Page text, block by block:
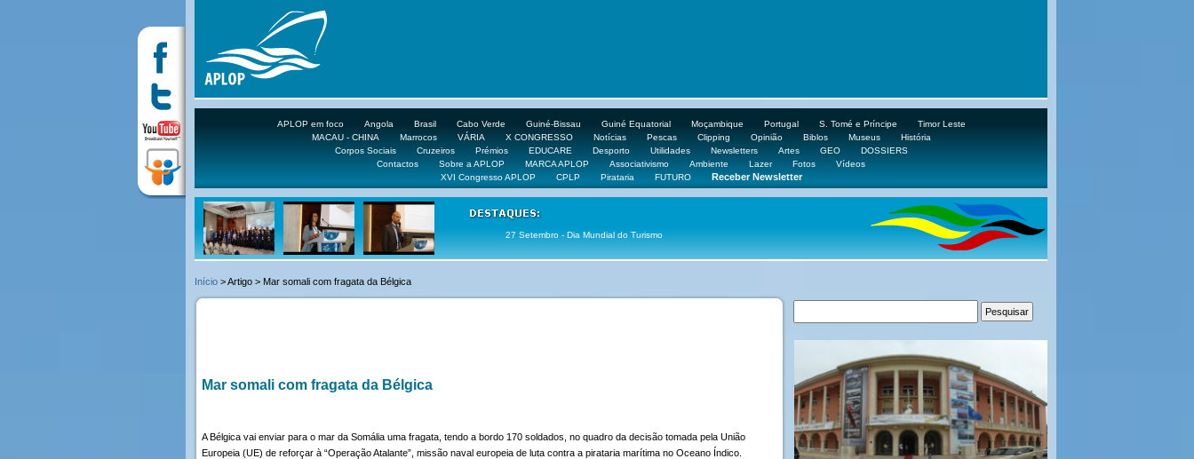
APLOP em foco Angola Brasil Cabo Verde Guiné-Bissau Guiné Equatorial Moçambique Portugal S. Tomé e Príncipe
Timor Leste
MACAU - CHINA
Marrocos VÁRIA X CONGRESSO Notícias Pescas Clipping Opinião Biblos Museus
História
Corpos Sociais
Cruzeiros Prémios EDUCARE Desporto Utilidades Newsletters Artes GEO
DOSSIERS
Contactos
Sobre a APLOP MARCA APLOP Associativismo Ambiente Lazer Fotos
Vídeos
XVI Congresso APLOP
CPLP Pirataria FUTURO Receber Newsletter
27 Setembro - Dia Mundial do Turismo
Início > Artigo > Mar somali com fragata da Bélgica
Mar somali com fragata da Bélgica
A Bélgica vai enviar para o mar da Somália uma fragata, tendo a bordo 170 soldados, no quadro da decisão tomada pela União
Europeia (UE) de reforçar à “Operação Atalante”, missão naval europeia de luta contra a pirataria marítima no Oceano Índico.